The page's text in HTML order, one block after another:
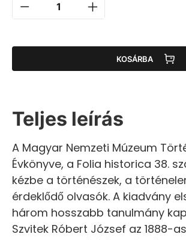
KOSÁRBA
Teljes leírás
A Magyar Nemzeti Múzeum
Évkönyve, a Folia historica 38.
kézbe a történészek, a
érdeklődő olvasók. A kiadvány
három hosszabb tanulmány
Szvitek Róbert József az 1888-